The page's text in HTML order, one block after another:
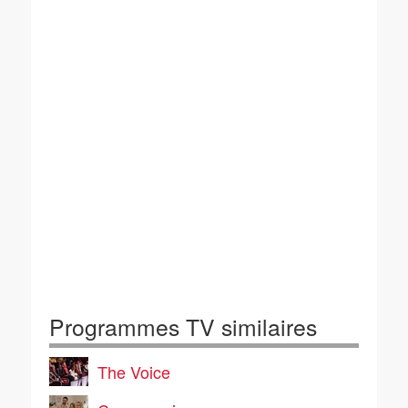
Programmes TV similaires
The Voice